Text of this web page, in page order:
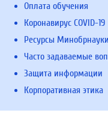
Оплата обучения
Коронавирус COVID-19
Ресурсы
Часто задаваемые
Защита информации
Корпоративная этика